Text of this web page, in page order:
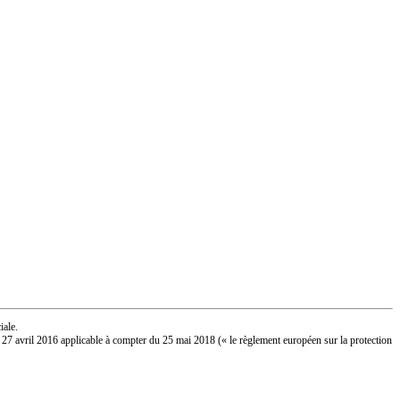
avril 2016 applicable à compter du 25 mai 2018 (« le règlement européen sur la protection